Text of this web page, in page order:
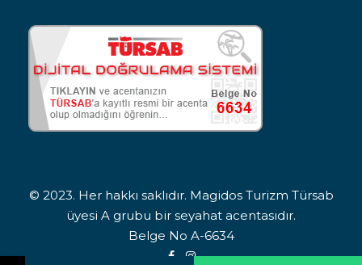
© 2023. Her hakkı saklıdır. Magidos Turizm Türsab
üyesi A grubu bir seyahat acentasıdır.
Belge No A-6634